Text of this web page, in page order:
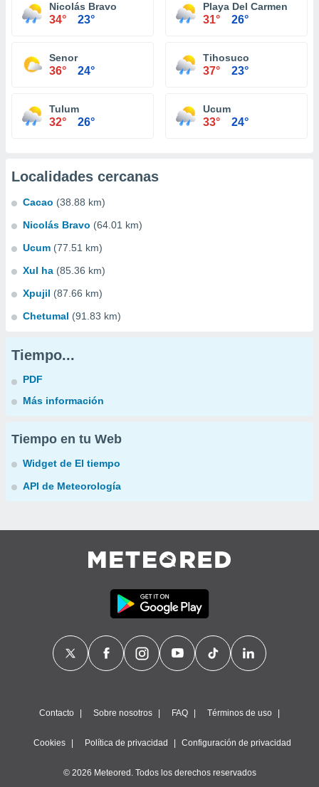
Nicolás Bravo
34° 23°
Playa Del Carmen
31° 26°
Senor
36° 24°
Tihosuco
37° 23°
Tulum
32° 26°
Ucum
33° 24°
Localidades cercanas
Cacao (38.88 km)
Nicolás Bravo (64.01 km)
Ucum (77.51 km)
Xul ha (85.36 km)
Xpujil (87.66 km)
Chetumal (91.83 km)
Tiempo...
PDF
Más información
Tiempo en tu Web
Widget de El tiempo
API de Meteorología
Contacto Sobre nosotros FAQ Términos de uso
Cookies Política de privacidad Configuración de privacidad
© 2026 Meteored. Todos los derechos reservados